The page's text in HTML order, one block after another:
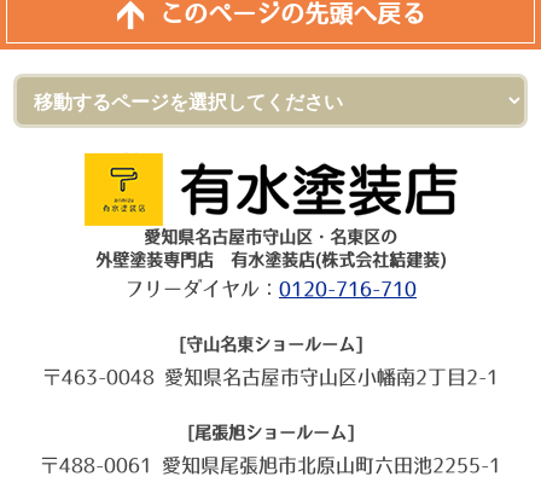
このページの先頭へ戻る
愛知県名古屋市守山区・名東区の
外壁塗装専門店 有水塗装店(株式会社結建装)
フリーダイヤル： 0120-716-710
[守山名東ショールーム]
〒463-0048 愛知県名古屋市守山区小幡南2丁目2-1
[尾張旭ショールーム]
〒488-0061 愛知県尾張旭市北原山町六田池2255-1